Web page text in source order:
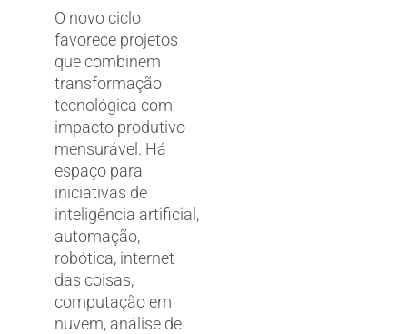
O novo ciclo
favorece projetos
que combinem
transformação
tecnológica com
impacto produtivo
mensurável. Há
espaço para
iniciativas de
inteligência artificial,
automação,
robótica, internet
das coisas,
computação em
nuvem, análise de